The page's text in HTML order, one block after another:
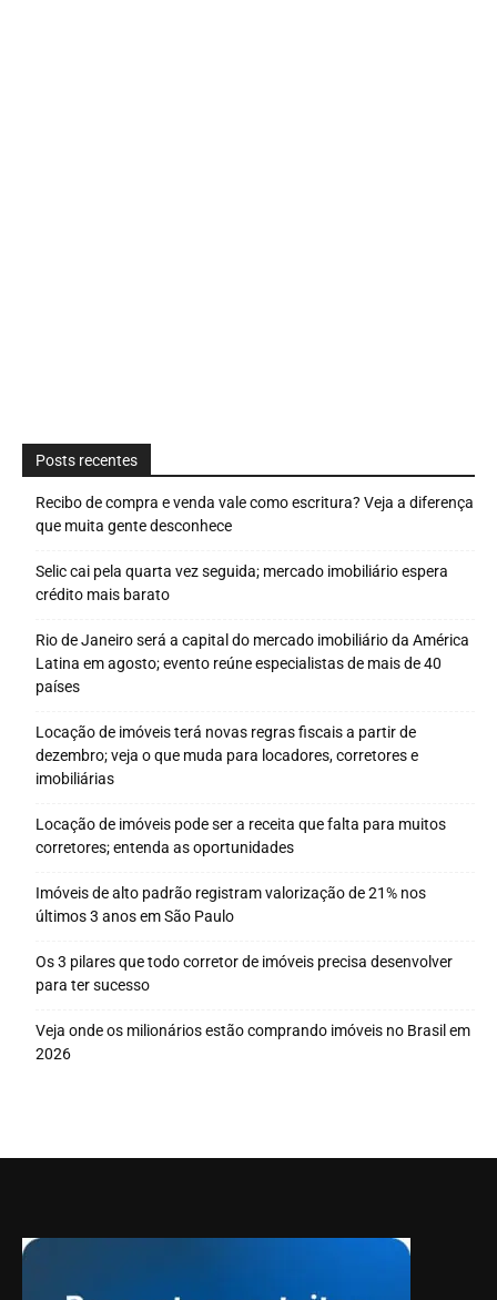
Posts recentes
Recibo de compra e venda vale como escritura? Veja a diferença
que muita gente desconhece
Selic cai pela quarta vez seguida; mercado imobiliário espera
crédito mais barato
Rio de Janeiro será a capital do mercado imobiliário da América
Latina em agosto; evento reúne especialistas de mais de 40
países
Locação de imóveis terá novas regras fiscais a partir de
dezembro; veja o que muda para locadores, corretores e
imobiliárias
Locação de imóveis pode ser a receita que falta para muitos
corretores; entenda as oportunidades
Imóveis de alto padrão registram valorização de 21% nos
últimos 3 anos em São Paulo
Os 3 pilares que todo corretor de imóveis precisa desenvolver
para ter sucesso
Veja onde os milionários estão comprando imóveis no Brasil em
2026